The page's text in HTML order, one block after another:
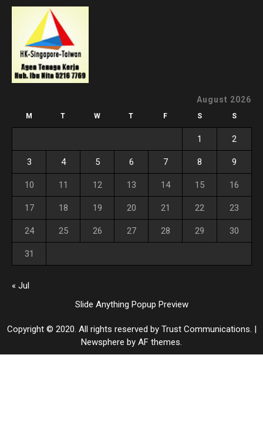
August 2026
M T W T F S S
1 2
3 4 5 6 7 8 9
10 11 12 13 14 15 16
17 18 19 20 21 22 23
24 25 26 27 28 29 30
31
« Jul
Slide Anything Popup Preview
Copyright © 2020. All rights reserved by Trust Communications. |
Newsphere by AF themes.